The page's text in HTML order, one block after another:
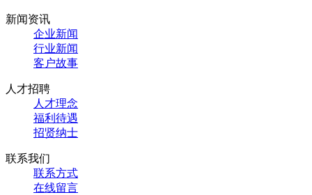
新闻资讯
企业新闻
行业新闻
客户故事
人才招聘
人才理念
福利待遇
招贤纳士
联系我们
联系方式
在线留言